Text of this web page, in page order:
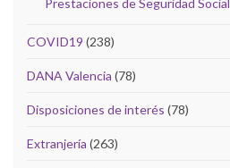
COVID19 (238)
DANA Valencia (78)
Disposiciones de interés (78)
Extranjería (263)